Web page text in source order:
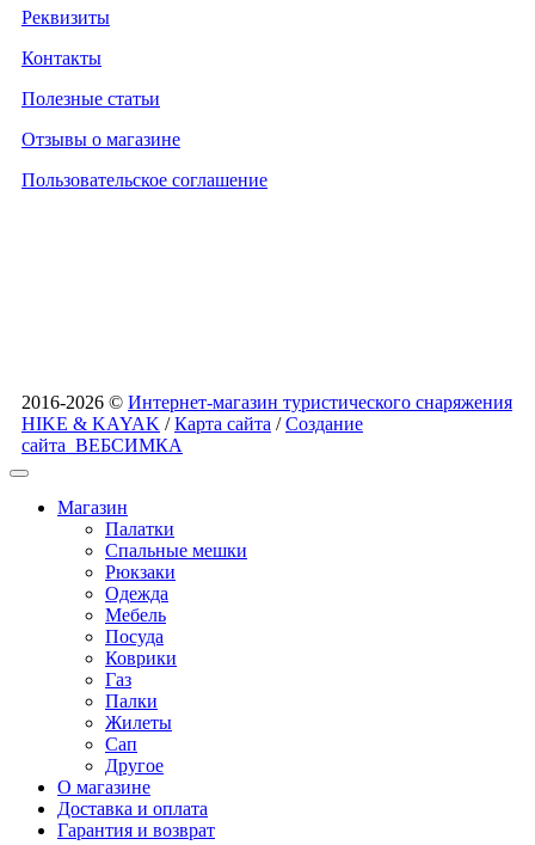
Реквизиты
Контакты
Полезные статьи
Отзывы о магазине
Пользовательское соглашение
2016-2026 © Интернет-магазин туристического снаряжения
HIKE & KAYAK /Карта сайта /Создание
сайта ВЕБСИМКА
Магазин
Палатки
Спальные мешки
Рюкзаки
Одежда
Мебель
Посуда
Коврики
Газ
Палки
Жилеты
Сап
Другое
О магазине
Доставка и оплата
Гарантия и возврат